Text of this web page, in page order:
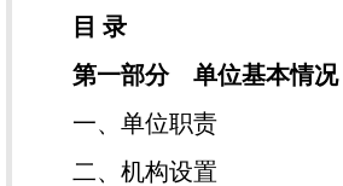
目 录
第一部分 单位基本情况
一、单位职责
二、机构设置